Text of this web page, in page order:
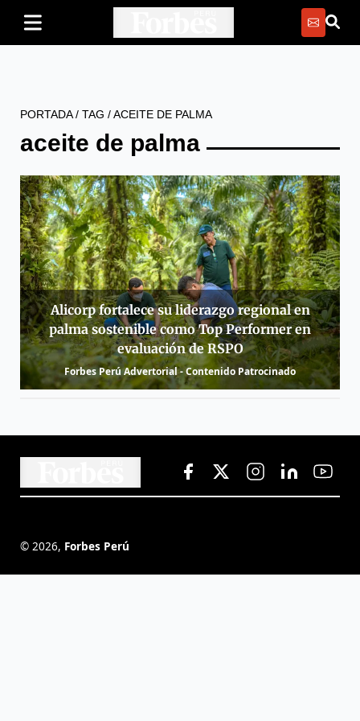
PORTADA/ TAG /ACEITE DE PALMA
aceite de palma
Alicorp fortalece su liderazgo regional en
palma sostenible como Top Performer en
evaluación de RSPO
Forbes Perú Advertorial - Contenido Patrocinado
© 2026, Forbes Perú